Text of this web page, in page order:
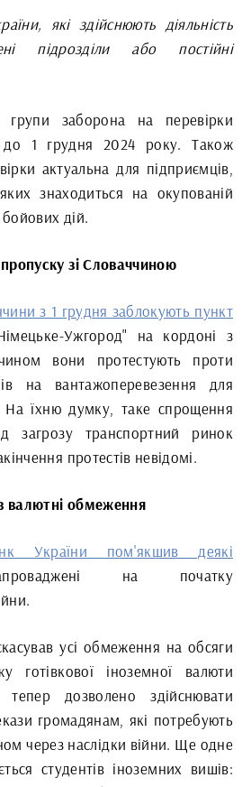
які здійснюють діяльність
підрозділи або постійні
заборона на перевірки
до 1 грудня 2024 року. Також
актуальна для підприємців,
знаходиться на окупованій
бойових дій.
зі Словаччиною
з 1 грудня заблокують пункт
Ужгород" на кордоні з
вони протестують проти
на вантажоперевезення для
На їхню думку, таке спрощення
загрозу транспортний ринок
протестів невідомі.
обмеження
України пом'якшив деякі
на початку
усі обмеження на обсяги
готівкової іноземної валюти
дозволено здійснювати
громадянам, які потребують
через наслідки війни. Ще одне
студентів іноземних вишів: